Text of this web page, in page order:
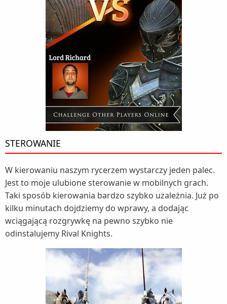
STEROWANIE
W kierowaniu naszym rycerzem wystarczy jeden palec.
Jest to moje ulubione sterowanie w mobilnych grach.
Taki sposób kierowania bardzo szybko uzależnia. Już po
kilku minutach dojdziemy do wprawy, a dodając
wciągającą rozgrywkę na pewno szybko nie
odinstalujemy Rival Knights.